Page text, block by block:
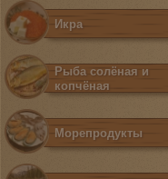
Икра
Рыба солёная и
копчёная
Морепродукты